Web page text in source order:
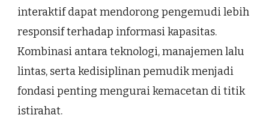
interaktif dapat mendorong pengemudi lebih
responsif terhadap informasi kapasitas.
Kombinasi antara teknologi, manajemen lalu
lintas, serta kedisiplinan pemudik menjadi
fondasi penting mengurai kemacetan di titik
istirahat.